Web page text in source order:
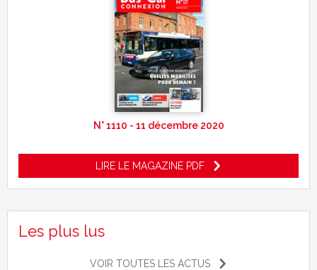
N° 1110 - 11 décembre 2020
LIRE LE MAGAZINE PDF
Les plus lus
VOIR TOUTES LES ACTUS